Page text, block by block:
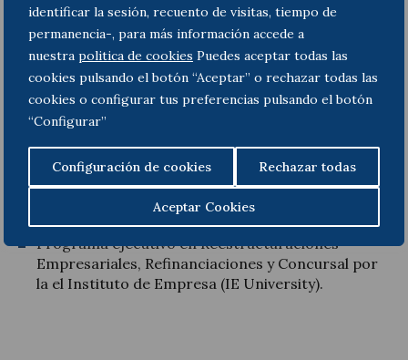
identificar la sesión, recuento de visitas, tiempo de
permanencia-, para más información accede a
nuestra politica de cookies Puedes aceptar todas las
cookies pulsando el botón “Aceptar” o rechazar todas las
cookies o configurar tus preferencias pulsando el botón
“Configurar”
Configuración de cookies Rechazar todas
Aceptar Cookies
Licenciado en Derecho por la Universidad de
Valencia (UV).
Máster en Derecho y Administración Concursal
por la Universidad Nacional de Educación a
Distancia (UNED).
Doctorando en Derecho Mercantil, con
especialidad en Restructuraciones por la
Universidad Complutense de Madrid (UCM).
Programa ejecutivo en Reestructuraciones
Empresariales, Refinanciaciones y Concursal por
la el Instituto de Empresa (IE University).